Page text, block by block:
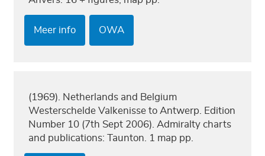
Meer info OWA
(1969). Netherlands and Belgium
Westerschelde Valkenisse to Antwerp. Edition
Number 10 (7th Sept 2006). Admiralty charts
and publications: Taunton. 1 map pp.